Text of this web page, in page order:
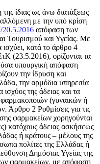
ίδιας ως άνω διατάξεως
με την υπό κρίση
20.5.2016 απόφαση των
Τουρισμού και Υγείας. Με
κατά το άρθρο 4
(23.5.2016), ορίζονται τα
υπουργική απόφαση
την ίδρυση και
την αρμόδια υπηρεσία
ισχύος της άδειας και τα
φαρμακοποιών (γυναικών ή
2 Ρυθμίσεις για τις
φαρμακείων χορηγούνται
κατόχους άδειας ασκήσεως
ή κράτους – μέλους της
πολίτες της Ελλάδας ή
Δημόσιας Υγείας της
φαρμακείων, με απόφαση